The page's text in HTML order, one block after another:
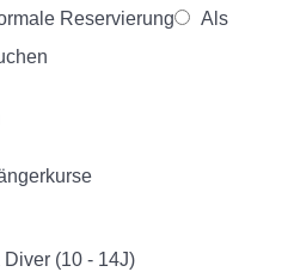
Reservierung
Als
(10 - 14J)